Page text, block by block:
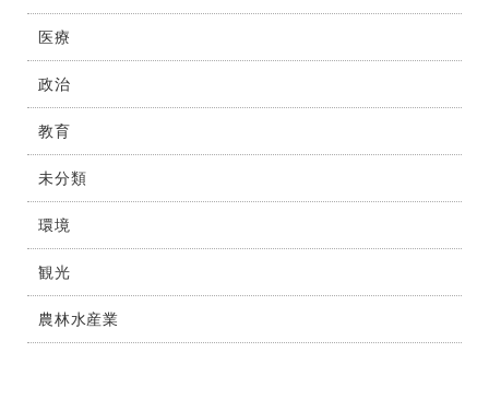
医療
政治
教育
未分類
環境
観光
農林水産業